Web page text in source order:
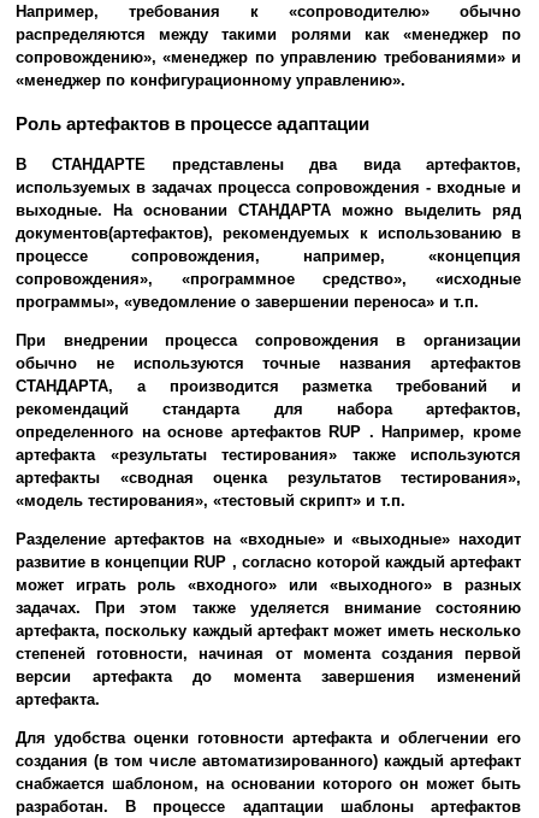
Например, требования к «сопроводителю» обычно
распределяются между такими ролями как «менеджер по
сопровождению», «менеджер по управлению требованиями» и
«менеджер по конфигурационному управлению».
Роль артефактов в процессе адаптации
В СТАНДАРТЕ представлены два вида артефактов,
используемых в задачах процесса сопровождения - входные и
выходные. На основании СТАНДАРТА можно выделить ряд
документов(артефактов), рекомендуемых к использованию в
процессе сопровождения, например, «концепция
сопровождения», «программное средство», «исходные
программы», «уведомление о завершении переноса» и т.п.
При внедрении процесса сопровождения в организации
обычно не используются точные названия артефактов
СТАНДАРТА, а производится разметка требований и
рекомендаций стандарта для набора артефактов,
определенного на основе артефактов RUP . Например, кроме
артефакта «результаты тестирования» также используются
артефакты «сводная оценка результатов тестирования»,
«модель тестирования», «тестовый скрипт» и т.п.
Разделение артефактов на «входные» и «выходные» находит
развитие в концепции RUP , согласно которой каждый артефакт
может играть роль «входного» или «выходного» в разных
задачах. При этом также уделяется внимание состоянию
артефакта, поскольку каждый артефакт может иметь несколько
степеней готовности, начиная от момента создания первой
версии артефакта до момента завершения изменений
артефакта.
Для удобства оценки готовности артефакта и облегчении его
создания (в том числе автоматизированного) каждый артефакт
снабжается шаблоном, на основании которого он может быть
разработан. В процессе адаптации шаблоны артефактов